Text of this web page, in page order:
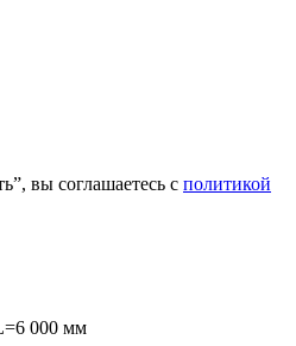
вы соглашаетесь с политикой
000 мм